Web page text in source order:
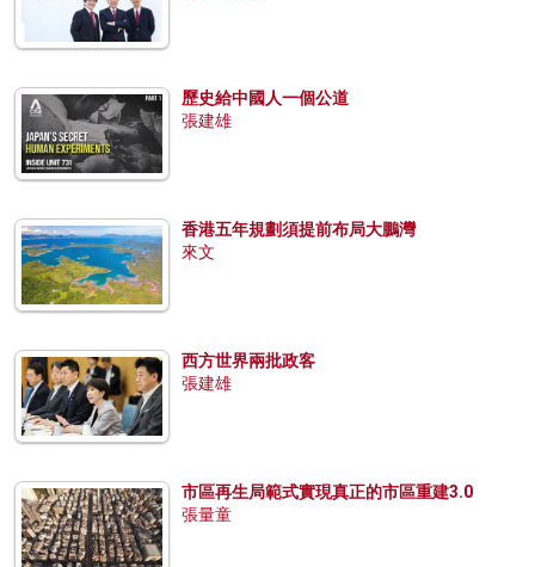
歷史給中國人一個公道
張建雄
香港五年規劃須提前布局大鵬灣
來文
西方世界兩批政客
張建雄
市區再生局範式實現真正的市區重建3.0
張量童